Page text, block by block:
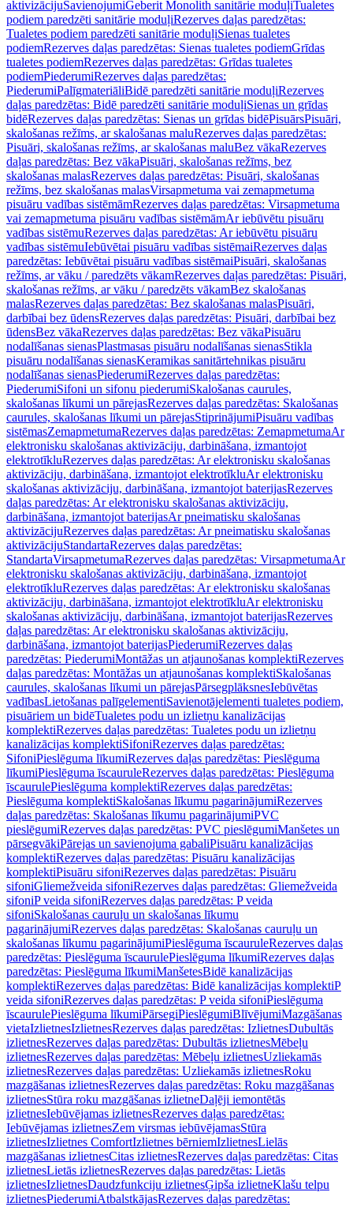
aktivizācijuSavienojumiGeberit Monolith sanitārie moduļiTualetes
podiem paredzēti sanitārie moduļiRezerves daļas paredzētas:
Tualetes podiem paredzēti sanitārie moduļiSienas tualetes
podiemRezerves daļas paredzētas: Sienas tualetes podiemGrīdas
tualetes podiemRezerves daļas paredzētas: Grīdas tualetes
podiemPiederumiRezerves daļas paredzētas:
PiederumiPalīgmateriāliBidē paredzēti sanitārie moduļiRezerves
daļas paredzētas: Bidē paredzēti sanitārie moduļiSienas un grīdas
bidēRezerves daļas paredzētas: Sienas un grīdas bidēPisuārsPisuāri,
skalošanas režīms, ar skalošanas maluRezerves daļas paredzētas:
Pisuāri, skalošanas režīms, ar skalošanas maluBez vākaRezerves
daļas paredzētas: Bez vākaPisuāri, skalošanas režīms, bez
skalošanas malasRezerves daļas paredzētas: Pisuāri, skalošanas
režīms, bez skalošanas malasVirsapmetuma vai zemapmetuma
pisuāru vadības sistēmāmRezerves daļas paredzētas: Virsapmetuma
vai zemapmetuma pisuāru vadības sistēmāmAr iebūvētu pisuāru
vadības sistēmuRezerves daļas paredzētas: Ar iebūvētu pisuāru
vadības sistēmuIebūvētai pisuāru vadības sistēmaiRezerves daļas
paredzētas: Iebūvētai pisuāru vadības sistēmaiPisuāri, skalošanas
režīms, ar vāku / paredzēts vākamRezerves daļas paredzētas: Pisuāri,
skalošanas režīms, ar vāku / paredzēts vākamBez skalošanas
malasRezerves daļas paredzētas: Bez skalošanas malasPisuāri,
darbībai bez ūdensRezerves daļas paredzētas: Pisuāri, darbībai bez
ūdensBez vākaRezerves daļas paredzētas: Bez vākaPisuāru
nodalīšanas sienasPlastmasas pisuāru nodalīšanas sienasStikla
pisuāru nodalīšanas sienasKeramikas sanitārtehnikas pisuāru
nodalīšanas sienasPiederumiRezerves daļas paredzētas:
PiederumiSifoni un sifonu piederumiSkalošanas caurules,
skalošanas līkumi un pārejasRezerves daļas paredzētas: Skalošanas
caurules, skalošanas līkumi un pārejasStiprinājumiPisuāru vadības
sistēmasZemapmetumaRezerves daļas paredzētas: ZemapmetumaAr
elektronisku skalošanas aktivizāciju, darbināšana, izmantojot
elektrotīkluRezerves daļas paredzētas: Ar elektronisku skalošanas
aktivizāciju, darbināšana, izmantojot elektrotīkluAr elektronisku
skalošanas aktivizāciju, darbināšana, izmantojot baterijasRezerves
daļas paredzētas: Ar elektronisku skalošanas aktivizāciju,
darbināšana, izmantojot baterijasAr pneimatisku skalošanas
aktivizācijuRezerves daļas paredzētas: Ar pneimatisku skalošanas
aktivizācijuStandartaRezerves daļas paredzētas:
StandartaVirsapmetumaRezerves daļas paredzētas: VirsapmetumaAr
elektronisku skalošanas aktivizāciju, darbināšana, izmantojot
elektrotīkluRezerves daļas paredzētas: Ar elektronisku skalošanas
aktivizāciju, darbināšana, izmantojot elektrotīkluAr elektronisku
skalošanas aktivizāciju, darbināšana, izmantojot baterijasRezerves
daļas paredzētas: Ar elektronisku skalošanas aktivizāciju,
darbināšana, izmantojot baterijasPiederumiRezerves daļas
paredzētas: PiederumiMontāžas un atjaunošanas komplektiRezerves
daļas paredzētas: Montāžas un atjaunošanas komplektiSkalošanas
caurules, skalošanas līkumi un pārejasPārsegplāksnesIebūvētas
vadībasLietošanas palīgelementiSavienotājelementi tualetes podiem,
pisuāriem un bidēTualetes podu un izlietņu kanalizācijas
komplektiRezerves daļas paredzētas: Tualetes podu un izlietņu
kanalizācijas komplektiSifoniRezerves daļas paredzētas:
SifoniPieslēguma līkumiRezerves daļas paredzētas: Pieslēguma
līkumiPieslēguma īscauruleRezerves daļas paredzētas: Pieslēguma
īscaurulePieslēguma komplektiRezerves daļas paredzētas:
Pieslēguma komplektiSkalošanas līkumu pagarinājumiRezerves
daļas paredzētas: Skalošanas līkumu pagarinājumiPVC
pieslēgumiRezerves daļas paredzētas: PVC pieslēgumiManšetes un
pārsegvākiPārejas un savienojuma gabaliPisuāru kanalizācijas
komplektiRezerves daļas paredzētas: Pisuāru kanalizācijas
komplektiPisuāru sifoniRezerves daļas paredzētas: Pisuāru
sifoniGliemežveida sifoniRezerves daļas paredzētas: Gliemežveida
sifoniP veida sifoniRezerves daļas paredzētas: P veida
sifoniSkalošanas cauruļu un skalošanas līkumu
pagarinājumiRezerves daļas paredzētas: Skalošanas cauruļu un
skalošanas līkumu pagarinājumiPieslēguma īscauruleRezerves daļas
paredzētas: Pieslēguma īscaurulePieslēguma līkumiRezerves daļas
paredzētas: Pieslēguma līkumiManšetesBidē kanalizācijas
komplektiRezerves daļas paredzētas: Bidē kanalizācijas komplektiP
veida sifoniRezerves daļas paredzētas: P veida sifoniPieslēguma
īscaurulePieslēguma līkumiPārsegiPieslēgumiBlīvējumiMazgāšanas
vietaIzlietnesIzlietnesRezerves daļas paredzētas: IzlietnesDubultās
izlietnesRezerves daļas paredzētas: Dubultās izlietnesMēbeļu
izlietnesRezerves daļas paredzētas: Mēbeļu izlietnesUzliekamās
izlietnesRezerves daļas paredzētas: Uzliekamās izlietnesRoku
mazgāšanas izlietnesRezerves daļas paredzētas: Roku mazgāšanas
izlietnesStūra roku mazgāšanas izlietneDaļēji iemontētās
izlietnesIebūvējamas izlietnesRezerves daļas paredzētas:
Iebūvējamas izlietnesZem virsmas iebūvējamasStūra
izlietnesIzlietnes ComfortIzlietnes bērniemIzlietnesLielās
mazgāšanas izlietnesCitas izlietnesRezerves daļas paredzētas: Citas
izlietnesLietās izlietnesRezerves daļas paredzētas: Lietās
izlietnesIzlietnesDaudzfunkciju izlietnesĢipša izlietneKlašu telpu
izlietnesPiederumiAtbalstkājasRezerves daļas paredzētas: